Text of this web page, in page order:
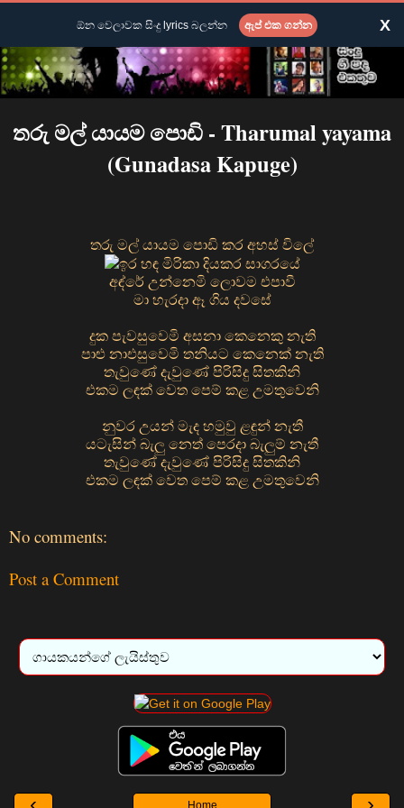
තරු මල් යායම පොඩි - Tharumal yayama
(Gunadasa Kapuge)
තරු මල් යායම පොඩි කර අහස් විලේ
ඉර හඳ මිරිකා දියකර සාගරයේ
අඳ්රේ උන්නෙමි ලොවම එපාවී
මා හැරදා ඈ ගිය දවසේ
දුක පැවසුවෙමි අසනා කෙනෙකු නැති
පාළු නාඑසුවෙමි තනියට කෙනෙක් නැති
තැවුණේ දැවුණේ පිරිසිදු සිතකිනි
එකම ලඳක් වෙත පෙම් කළ උමතුවෙනි
නුවර උයන් මැද හමුවු ළඳුන් නැතී
යටැසින් බැලු නෙත් පෙරදා බැලුම් නැතී
තැවුණේ දැවුණේ පිරිසිදු සිතකිනි
එකම ලඳක් වෙත පෙම් කළ උමතුවෙනි
No comments:
Post a Comment
Home
ඕන වෙලාවක සිංදු lyrics බලන්න ඇප් එක ගන්න X